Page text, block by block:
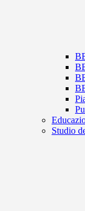
Studio